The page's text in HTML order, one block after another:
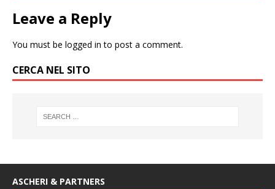
Leave a Reply
You must be logged in to post a comment.
CERCA NEL SITO
ASCHERI & PARTNERS